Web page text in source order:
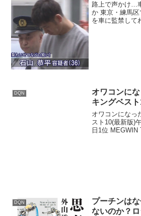
路上で声かけ…
か 東京・練馬
を車に監禁して
DQN
オワコンに
キングベス
オワコンになっ
スト10(最新版)
日1位 MEGWIN
DQN
プーチンは
ないのか？